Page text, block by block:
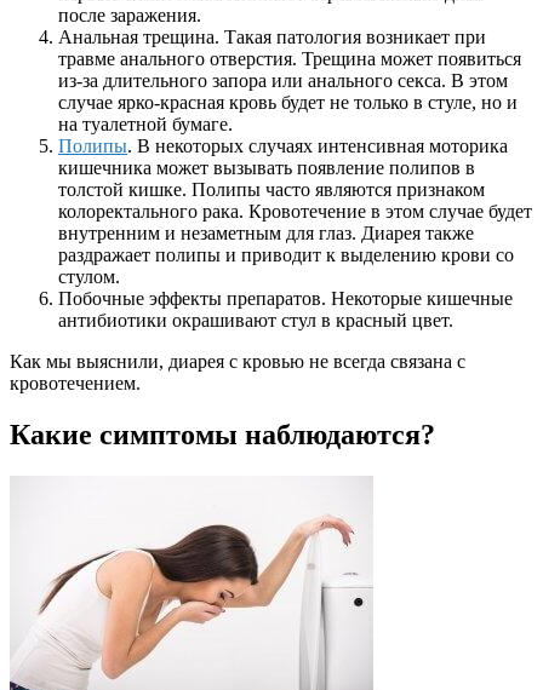
после заражения.
Анальная трещина. Такая патология возникает при
травме анального отверстия. Трещина может появиться
из-за длительного запора или анального секса. В этом
случае ярко-красная кровь будет не только в стуле, но и
на туалетной бумаге.
Полипы. В некоторых случаях интенсивная моторика
кишечника может вызывать появление полипов в
толстой кишке. Полипы часто являются признаком
колоректального рака. Кровотечение в этом случае будет
внутренним и незаметным для глаз. Диарея также
раздражает полипы и приводит к выделению крови со
стулом.
Побочные эффекты препаратов. Некоторые кишечные
антибиотики окрашивают стул в красный цвет.
Как мы выяснили, диарея с кровью не всегда связана с
кровотечением.
Какие симптомы наблюдаются?